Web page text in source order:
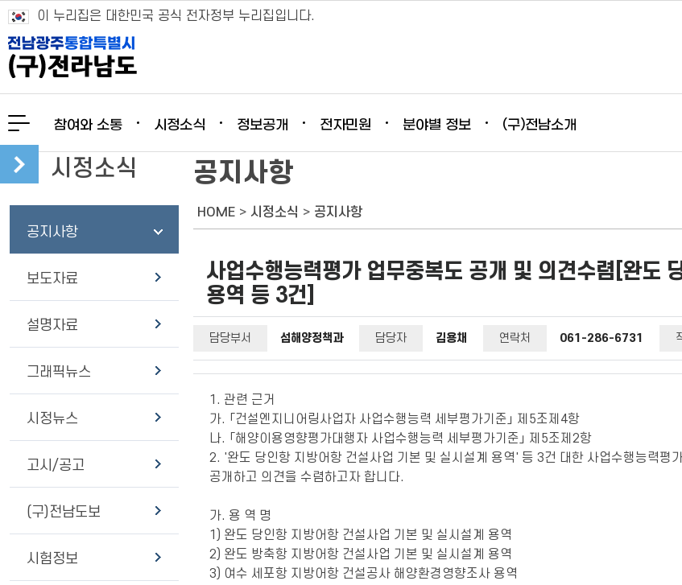
이 누리집은 대한민국 공식 전자정부 누리집입니다.
참여와 소통 시정소식 정보공개 전자민원 분야별 정보 (구)전남소개
시정소식
공지사항
보도자료
설명자료
그래픽뉴스
시정뉴스
고시/공고
(구)전남도보
시험정보
공지사항
HOME > 시정소식 > 공지사항
사업수행능력평가 업무중복도 공개 및 의견수렴[완도
용역 등 3건]
담당부서 섬해양정책과 담당자 김용채 연락처 061-286-6731
1. 관련 근거
가. 「건설엔지니어링사업자 사업수행능력 세부평가기준」 제5조제4항
나. 「해양이용영향평가대행자 사업수행능력 세부평가기준」 제5조제2항
2. '완도 당인항 지방어항 건설사업 기본 및 실시설계 용역' 등 3건 대한 사업수행능력평
공개하고 의견을 수렴하고자 합니다.
가. 용 역 명
1) 완도 당인항 지방어항 건설사업 기본 및 실시설계 용역
2) 완도 방축항 지방어항 건설사업 기본 및 실시설계 용역
3) 여수 세포항 지방어항 건설공사 해양환경영향조사 용역